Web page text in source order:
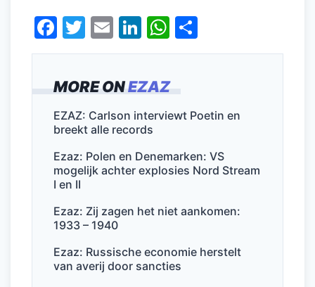
MORE ONEZAZ
EZAZ: Carlson interviewt Poetin en
breekt alle records
Ezaz: Polen en Denemarken: VS
mogelijk achter explosies Nord Stream
I en II
Ezaz: Zij zagen het niet aankomen:
1933 – 1940
Ezaz: Russische economie herstelt
van averij door sancties
F
a
e
b
o
o
k
T
w
er
E
m
l
Li
n
e
dI
n
W
h
A
p
el